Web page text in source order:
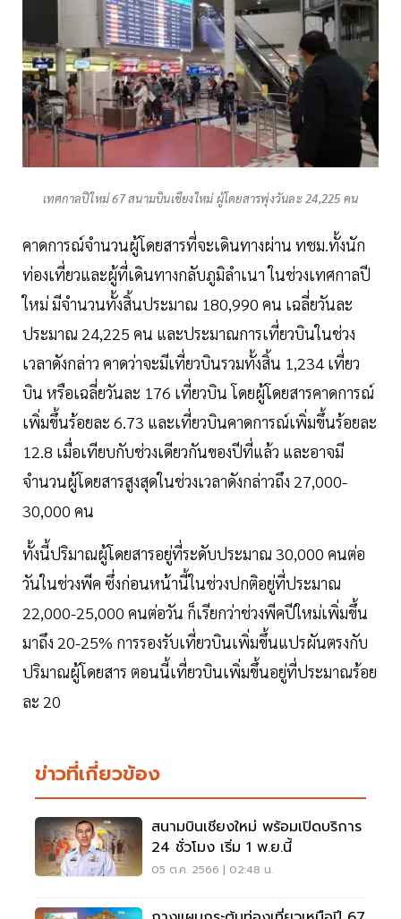
เทศกาลปีใหม่ 67 สนามบินเชียงใหม่ ผู้โดยสารพุ่งวันละ 24,225 คน
คาดการณ์จำนวนผู้โดยสารที่จะเดินทางผ่าน ทชม.ทั้งนัก
ท่องเที่ยวและผู้ที่เดินทางกลับภูมิลำเนา ในช่วงเทศกาลปี
ใหม่ มีจำนวนทั้งสิ้นประมาณ 180,990 คน เฉลี่ยวันละ
ประมาณ 24,225 คน และประมาณการเที่ยวบินในช่วง
เวลาดังกล่าว คาดว่าจะมีเที่ยวบินรวมทั้งสิ้น 1,234 เที่ยว
บิน หรือเฉลี่ยวันละ 176 เที่ยวบิน โดยผู้โดยสารคาดการณ์
เพิ่มขึ้นร้อยละ 6.73 และเที่ยวบินคาดการณ์เพิ่มขึ้นร้อยละ
12.8 เมื่อเทียบกับช่วงเดียวกันของปีที่แล้ว และอาจมี
จำนวนผู้โดยสารสูงสุดในช่วงเวลาดังกล่าวถึง 27,000-
30,000 คน
ทั้งนี้ปริมาณผู้โดยสารอยู่ที่ระดับประมาณ 30,000 คนต่อ
วันในช่วงพีค ซึ่งก่อนหน้านี้ในช่วงปกติอยู่ที่ประมาณ
22,000-25,000 คนต่อวัน ก็เรียกว่าช่วงพีคปีใหม่เพิ่มขึ้น
มาถึง 20-25% การรองรับเที่ยวบินเพิ่มขึ้นแปรผันตรงกับ
ปริมาณผู้โดยสาร ตอนนี้เที่ยวบินเพิ่มขึ้นอยู่ที่ประมาณร้อย
ละ 20
ข่าวที่เกี่ยวข้อง
สนามบินเชียงใหม่ พร้อมเปิดบริการ
24 ชั่วโมง เริ่ม 1 พ.ย.นี้
05 ต.ค. 2566 | 02:48 น.